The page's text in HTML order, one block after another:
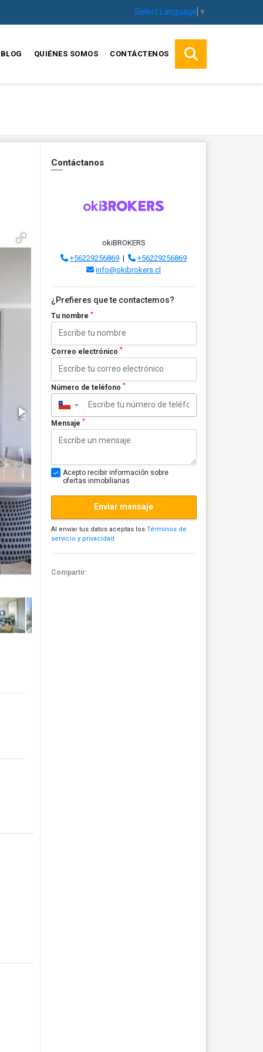
Select Language ▼
BLOG QUIÉNES SOMOS CONTÁCTENOS
Contáctanos
okiBROKERS
+56229256869 |
+56229256869
info@okibrokers.cl
¿Prefieres que te contactemos?
Tu nombre *
Correo electrónico *
Número de teléfono *
▼
Mensaje *
Acepto recibir información sobre
ofertas inmobiliarias
Enviar mensaje
Al enviar tus datos aceptas los Términos de
servicio y privacidad
Compartir: